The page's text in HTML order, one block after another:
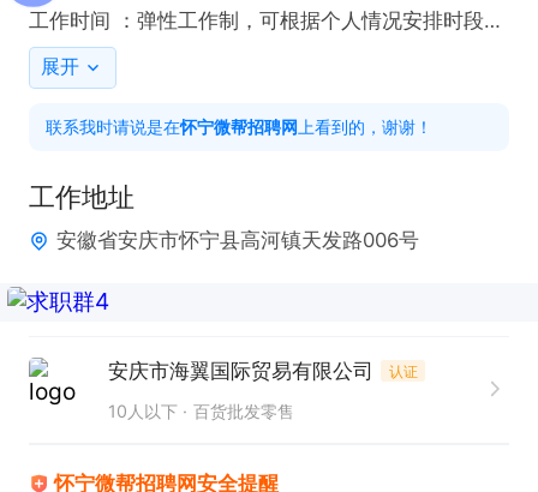
工作时间 ：弹性工作制，可根据个人情况安排时段
展开
联系我时请说是在怀宁微帮招聘网 上看到的，谢谢！
工作地址
安徽省安庆市怀宁县高河镇天发路006号
安庆市海翼国际贸易有限公司 认证
10人以下 百货批发零售
怀宁微帮招聘网安全提醒